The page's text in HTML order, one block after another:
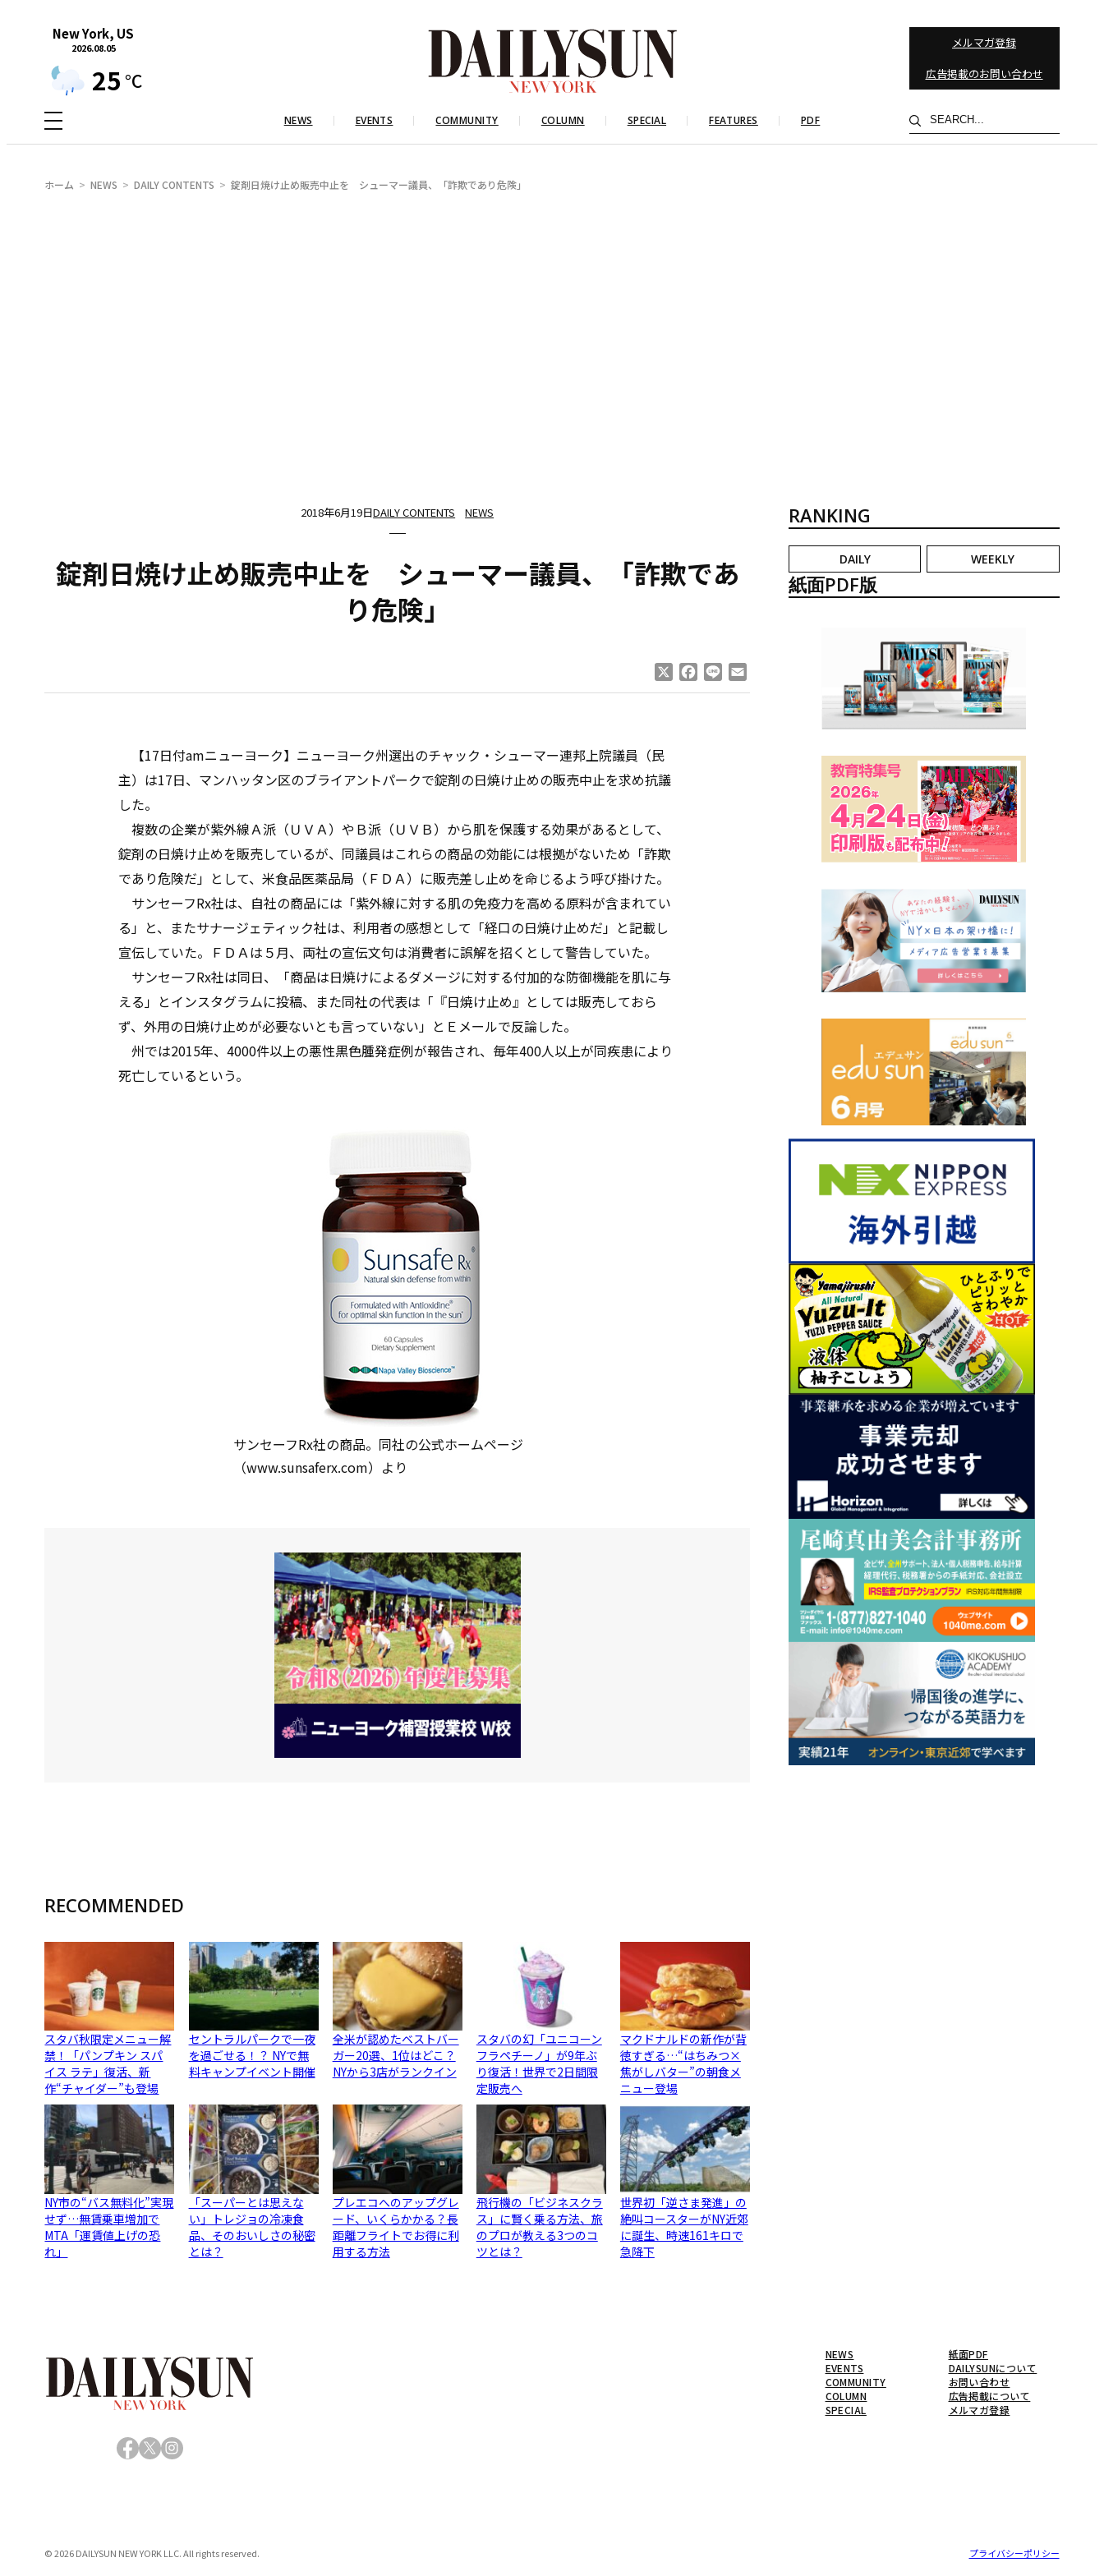
New York, US
2026.08.05
25 °C
メルマガ登録
広告掲載のお問い合わせ
NEWS EVENTS COMMUNITY COLUMN SPECIAL FEATURES PDF
検
索
ホーム NEWS DAILY CONTENTS 錠剤日焼け止め販売中止を シューマー議員、「詐欺であり危険」
2018年6月19日DAILY CONTENTS NEWS
錠剤日焼け止め販売中止を シューマー議員、「詐欺であ
り危険」
Facebook
Line
【17日付amニューヨーク】ニューヨーク州選出のチャック・シューマー連邦上院議員（民
主）は17日、マンハッタン区のブライアントパークで錠剤の日焼け止めの販売中止を求め抗議
した。
複数の企業が紫外線Ａ派（ＵＶＡ）やＢ派（ＵＶＢ）から肌を保護する効果があるとして、
錠剤の日焼け止めを販売しているが、同議員はこれらの商品の効能には根拠がないため「詐欺
であり危険だ」として、米食品医薬品局（ＦＤＡ）に販売差し止めを命じるよう呼び掛けた。
サンセーフRx社は、自社の商品には「紫外線に対する肌の免疫力を高める原料が含まれてい
る」と、またサナージェティック社は、利用者の感想として「経口の日焼け止めだ」と記載し
宣伝していた。ＦＤＡは５月、両社の宣伝文句は消費者に誤解を招くとして警告していた。
サンセーフRx社は同日、「商品は日焼けによるダメージに対する付加的な防御機能を肌に与
える」とインスタグラムに投稿、また同社の代表は「『日焼け止め』としては販売しておら
ず、外用の日焼け止めが必要ないとも言っていない」とＥメールで反論した。
州では2015年、4000件以上の悪性黒色腫発症例が報告され、毎年400人以上が同疾患により
死亡しているという。
サンセーフRx社の商品。同社の公式ホームページ
（www.sunsaferx.com）より
RECOMMENDED
スタバ秋限定メニュー解
禁！「パンプキン スパ
イス ラテ」復活、新
作“チャイダー”も登場
セントラルパークで一夜
を過ごせる！？ NYで無
料キャンプイベント開催
全米が認めたベストバー
ガー20選、1位はどこ？
NYから3店がランクイン
スタバの幻「ユニコーン
フラペチーノ」が9年ぶ
り復活！世界で2日間限
定販売へ
マクドナルドの新作が背
徳すぎる…“はちみつ×
焦がしバター”の朝食メ
ニュー登場
NY市の“バス無料化”実現
せず…無賃乗車増加で
MTA「運賃値上げの恐
れ」
「スーパーとは思えな
い」トレジョの冷凍食
品、そのおいしさの秘密
とは？
プレエコへのアップグレ
ード、いくらかかる？長
距離フライトでお得に利
用する方法
飛行機の「ビジネスクラ
ス」に賢く乗る方法、旅
のプロが教える3つのコ
ツとは？
世界初「逆さま発進」の
絶叫コースターがNY近郊
に誕生、時速161キロで
急降下
RANKING
DAILY WEEKLY
紙面PDF版
Facebook
X Instagram
NEWS
EVENTS
COMMUNITY
COLUMN
SPECIAL
紙面PDF
DAILYSUNについて
お問い合わせ
広告掲載について
メルマガ登録
© 2026 DAILYSUN NEW YORK LLC. All rights reserved. プライバシーポリシー